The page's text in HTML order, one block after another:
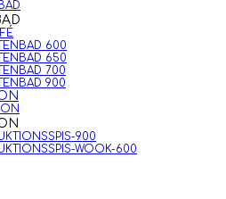
600
650
700
900
900
WOOK-600